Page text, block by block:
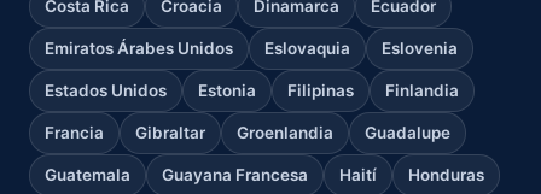
Costa Rica Croacia Dinamarca Ecuador
Emiratos Árabes Unidos Eslovaquia Eslovenia
Estados Unidos Estonia Filipinas Finlandia
Francia Gibraltar Groenlandia Guadalupe
Guatemala Guayana Francesa Haití Honduras